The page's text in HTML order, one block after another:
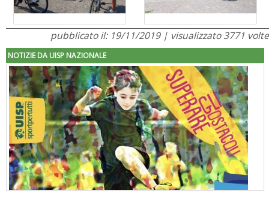
pubblicato il: 19/11/2019 | visualizzato 3771 volte
NOTIZIE DA UISP NAZIONALE